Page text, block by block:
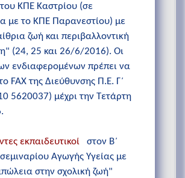
του ΚΠΕ Καστρίου (σε
με το ΚΠΕ Παρανεστίου) με
ζωή και περιβαλλοντική
(24, 25 και 26/6/2016). Οι
ενδιαφερομένων πρέπει να
FAX της Διεύθυνσης Π.Ε. Γ΄
5620037) μέχρι την Τετάρτη
εκπαιδευτικοί στον Β΄
Αγωγής Υγείας με
στην σχολική ζωή"